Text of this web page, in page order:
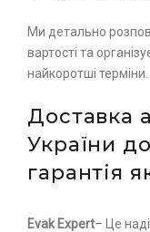
Ми детально
вартості та
найкоротші терміни.
Доставка
України
гарантія
Evak Expert– Це